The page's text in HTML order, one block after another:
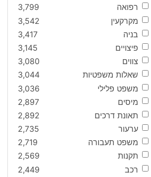
רפואה
3,799
מקרקעין
3,542
בניה
3,417
פיצויים
3,145
צווים
3,080
שאלות משפטיות
3,044
משפט פלילי
3,036
מיסים
2,897
תאונת דרכים
2,892
ערעור
2,735
משפט תעבורה
2,719
תקנות
2,569
רכב
2,449